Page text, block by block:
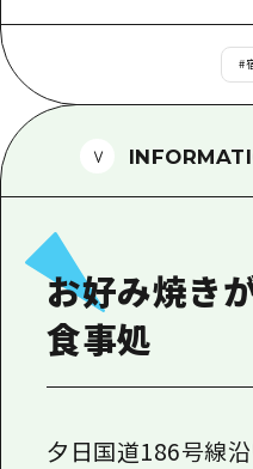
日帰り
2泊3日
観光案内
広島県を
ボランテ
ガイドブ
メディア
#
お好み焼き
食事処
夕日国道186号線